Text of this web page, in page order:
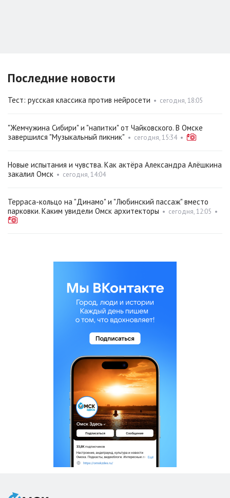
Последние новости
Тест: русская классика против нейросети • сегодня, 18:05
"Жемчужина Сибири" и "напитки" от Чайковского. В Омске
завершился "Музыкальный пикник" • сегодня, 15:34•
Новые испытания и чувства. Как актёра Александра Алёшкина
закалил Омск • сегодня, 14:04
Терраса-кольцо на "Динамо" и "Любинский пассаж" вместо
парковки. Каким увидели Омск архитекторы • сегодня, 12:05 •